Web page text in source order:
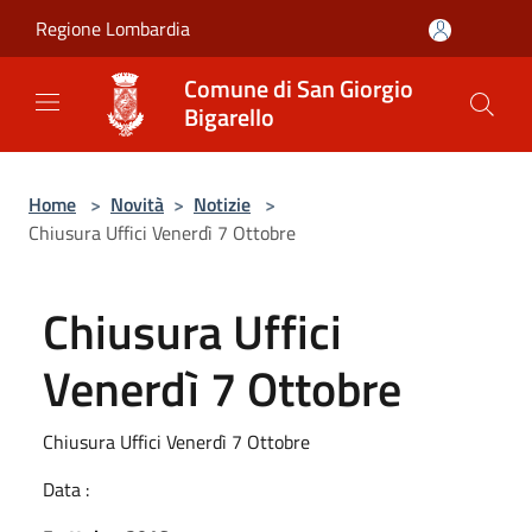
Regione Lombardia
Comune di San Giorgio
Bigarello
Home > Novità > Notizie >
Chiusura Uffici Venerdì 7 Ottobre
Chiusura Uffici
Venerdì 7 Ottobre
Chiusura Uffici Venerdì 7 Ottobre
Data :